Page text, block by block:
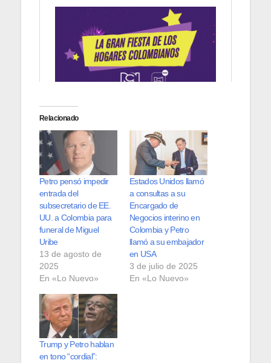
Relacionado
Petro pensó impedir
entrada del
subsecretario de EE.
UU. a Colombia para
funeral de Miguel
Uribe
13 de agosto de
2025
En «Lo Nuevo»
Estados Unidos llamó
a consultas a su
Encargado de
Negocios interino en
Colombia y Petro
llamó a su embajador
en USA
3 de julio de 2025
En «Lo Nuevo»
Trump y Petro hablan
en tono “cordial”: